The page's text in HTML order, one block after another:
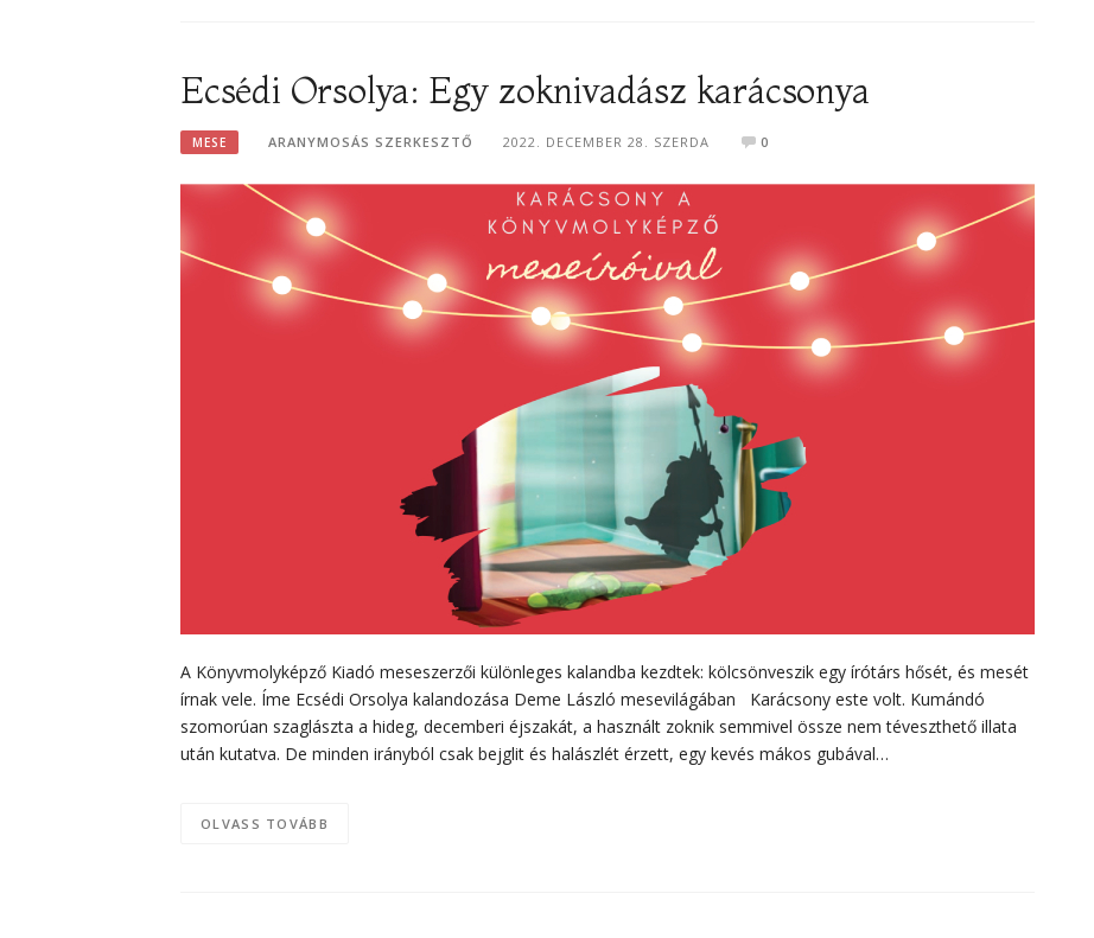
Ecsédi Orsolya: Egy zoknivadász karácsonya
MESE ARANYMOSÁS SZERKESZTŐ 2022. DECEMBER 28. SZERDA 0
A Könyvmolyképző Kiadó meseszerzői különleges kalandba kezdtek: kölcsönveszik egy írótárs hősét, és mesét
írnak vele. Íme Ecsédi Orsolya kalandozása Deme László mesevilágában Karácsony este volt. Kumándó
szomorúan szaglászta a hideg, decemberi éjszakát, a használt zoknik semmivel össze nem téveszthető illata
után kutatva. De minden irányból csak bejglit és halászlét érzett, egy kevés mákos gubával…
OLVASS TOVÁBB